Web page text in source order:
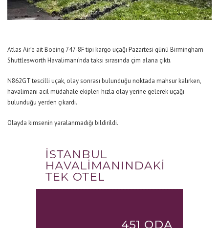
Atlas Air’e ait Boeing 747-8F tipi kargo uçağı Pazartesi günü Birmingham
Shuttlesworth Havalimanı’nda taksi sırasında çim alana çıktı.
N862GT tescilli uçak, olay sonrası bulunduğu noktada mahsur kalırken,
havalimanı acil müdahale ekipleri hızla olay yerine gelerek uçağı
bulunduğu yerden çıkardı.
Olayda kimsenin yaralanmadığı bildirildi.